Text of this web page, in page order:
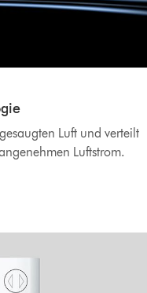
Luft und verteilt
Luftstrom.